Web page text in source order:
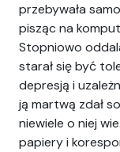
przebywała
pisząc na
Stopniowo
starał się być
depresją i
ją martwą zdał
niewiele o niej
papiery i